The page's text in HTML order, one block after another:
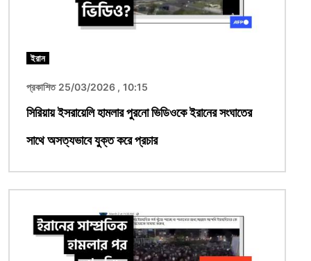
ইরান
প্রকাশিত 25/03/2026 , 10:15
সিরিয়ায় ইসরায়েলি হামলার পুরনো ভিডিওকে ইরানের সংঘাতের
সাথে অসত্যভাবে যুক্ত করে প্রচার